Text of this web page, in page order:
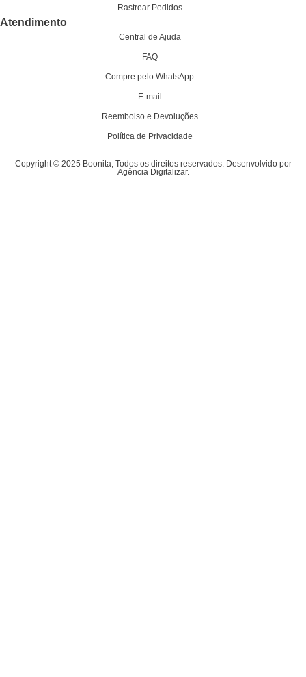
Rastrear Pedidos
Atendimento
Central de Ajuda
FAQ
Compre pelo WhatsApp
E-mail
Reembolso e Devoluções
Política de Privacidade
Copyright © 2025 Boonita, Todos os direitos reservados. Desenvolvido por
Agência Digitalizar.